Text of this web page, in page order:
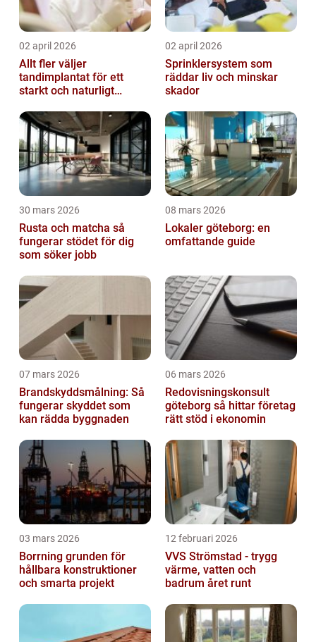
02 april 2026
Allt fler väljer
tandimplantat för ett
starkt och naturligt
02 april 2026
Sprinklersystem som
räddar liv och minskar
skador
30 mars 2026
Rusta och matcha så
fungerar stödet för dig
som söker jobb
08 mars 2026
Lokaler göteborg: en
omfattande guide
07 mars 2026
Brandskyddsmålning: Så
fungerar skyddet som
kan rädda byggnaden
06 mars 2026
Redovisningskonsult
göteborg så hittar företag
rätt stöd i ekonomin
03 mars 2026
Borrning grunden för
hållbara konstruktioner
och smarta projekt
12 februari 2026
VVS Strömstad - trygg
värme, vatten och
badrum året runt